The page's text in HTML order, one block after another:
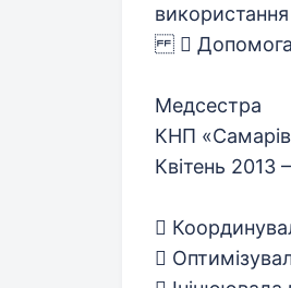
 Допомога в
Медсестра
КНП
Квітень 2013

